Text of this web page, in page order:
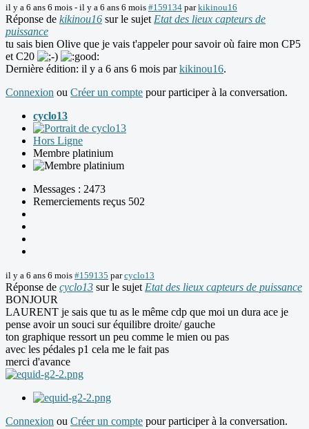
il y a 6 ans 6 mois - il y a 6 ans 6 mois #159134 parkikinou16
Réponse de kikinou16 sur le sujet Etat des lieux capteurs de
puissance
tu sais bien Olive que je vais t'appeler pour savoir où faire mon CP5
et C20
Dernière édition: il y a 6 ans 6 mois parkikinou16.
Connexion ou Créer un compte pour participer à la conversation.
cyclo13
Hors Ligne
Membre platinium
Messages : 2473
Remerciements reçus 502
il y a 6 ans 6 mois #159135 parcyclo13
Réponse de cyclo13 sur le sujet Etat des lieux capteurs de puissance
BONJOUR
LAURENT je sais que tu as le même cdp que moi un dura ace je
pense avoir un souci sur équilibre droite/ gauche
ton graphique ressort un peu comme le mien ou pas
avec les pédales p1 cela me le fait pas
merci d'avance
Connexion ou Créer un compte pour participer à la conversation.